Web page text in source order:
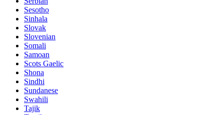
Sesotho
Sinhala
Slovak
Slovenian
Somali
Samoan
Scots Gaelic
Shona
Sindhi
Sundanese
Swahili
Tajik